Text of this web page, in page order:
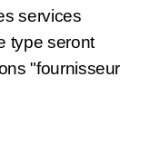
services
type seront
"fournisseur